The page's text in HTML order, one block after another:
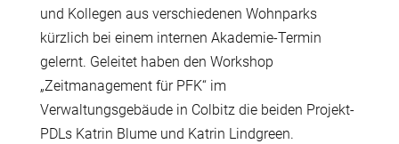
und Kollegen aus verschiedenen Wohnparks
kürzlich bei einem internen Akademie-Termin
gelernt. Geleitet haben den Workshop
„Zeitmanagement für PFK“ im
Verwaltungsgebäude in Colbitz die beiden Projekt-
PDLs Katrin Blume und Katrin Lindgreen.